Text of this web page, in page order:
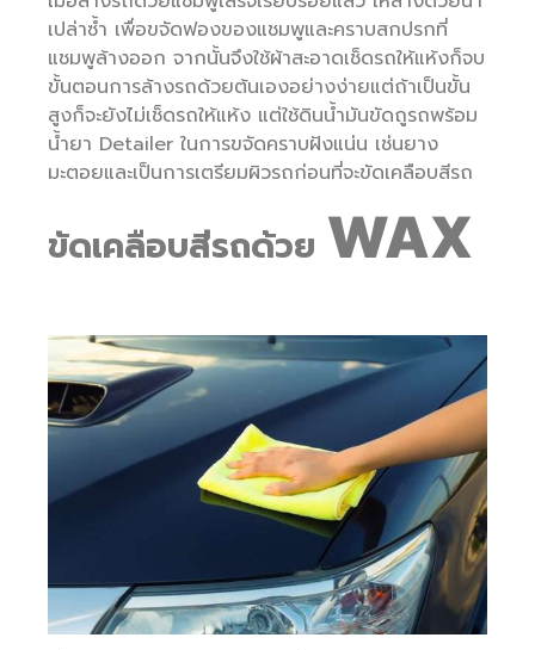
เปล่าซ้ำ เพื่อขจัดฟองของแชมพูและคราบสกปรกที่
แชมพูล้างออก จากนั้นจึงใช้ผ้าสะอาดเช็ดรถให้แห้งก็จบ
ขั้นตอนการล้างรถด้วยต้นเองอย่างง่ายแต่ถ้าเป็นขั้น
สูงก็จะยังไม่เช็ดรถให้แห้ง แต่ใช้ดินน้ำมันขัดถูรถพร้อม
น้ำยา Detailer ในการขจัดคราบฝังแน่น เช่นยาง
มะตอยและเป็นการเตรียมผิวรถก่อนที่จะขัดเคลือบสีรถ
ขัดเคลือบสีรถด้วย WAX